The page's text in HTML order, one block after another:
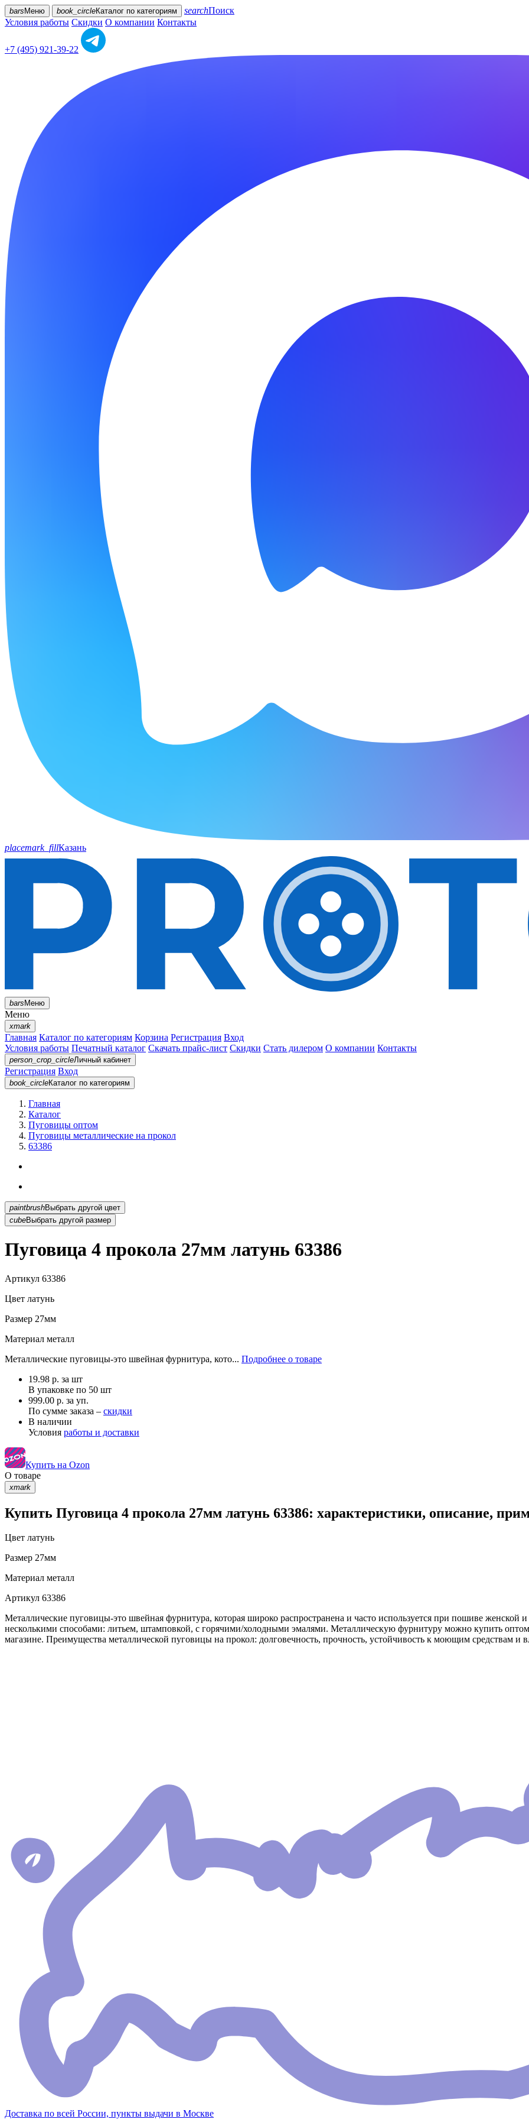
bars Меню book_circleКаталог по категориям searchПоиск
Условия работы Скидки О компании Контакты
+7 (495) 921-39-22
placemark_fillКазань
barsМеню
Меню
xmark
Главная Каталог по категориям Корзина Регистрация Вход
Условия работы Печатный каталог Скачать прайс-лист Скидки Стать дилером О компании Контакты
person_crop_circleЛичный кабинет
Регистрация Вход
book_circleКаталог по категориям
Главная
Каталог
Пуговицы оптом
Пуговицы металлические на прокол
63386
paintbrush
Выбрать другой цвет
cubeВыбрать другой размер
Пуговица 4 прокола 27мм латунь 63386
Артикул 63386
Цвет латунь
Размер 27мм
Материал металл
Металлические пуговицы-это швейная фурнитура, кото... Подробнее о товаре
19.98 р. за шт
В упаковке по 50 шт
999.00 р. за уп.
По сумме заказа – скидки
В наличии
Условия работы и доставки
Купить на Ozon
О товаре
xmark
Купить Пуговица 4 прокола 27мм латунь 63386: характеристики, описание,
Цвет латунь
Размер 27мм
Материал металл
Артикул 63386
Металлические пуговицы-это швейная фурнитура, которая широко распространена и часто используется при пошиве
несколькими способами: литьем, штамповкой, с горячими/холодными эмалями. Металлическую фурнитуру можно купить
магазине. Преимущества металлической пуговицы на прокол: долговечность, прочность, устойчивость к моющим средствам и
Доставка по всей России, пункты выдачи в Москве